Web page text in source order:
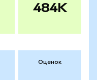
484K
Оценок